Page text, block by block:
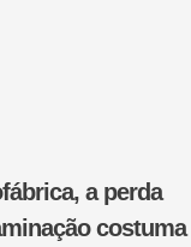
a perda
costuma